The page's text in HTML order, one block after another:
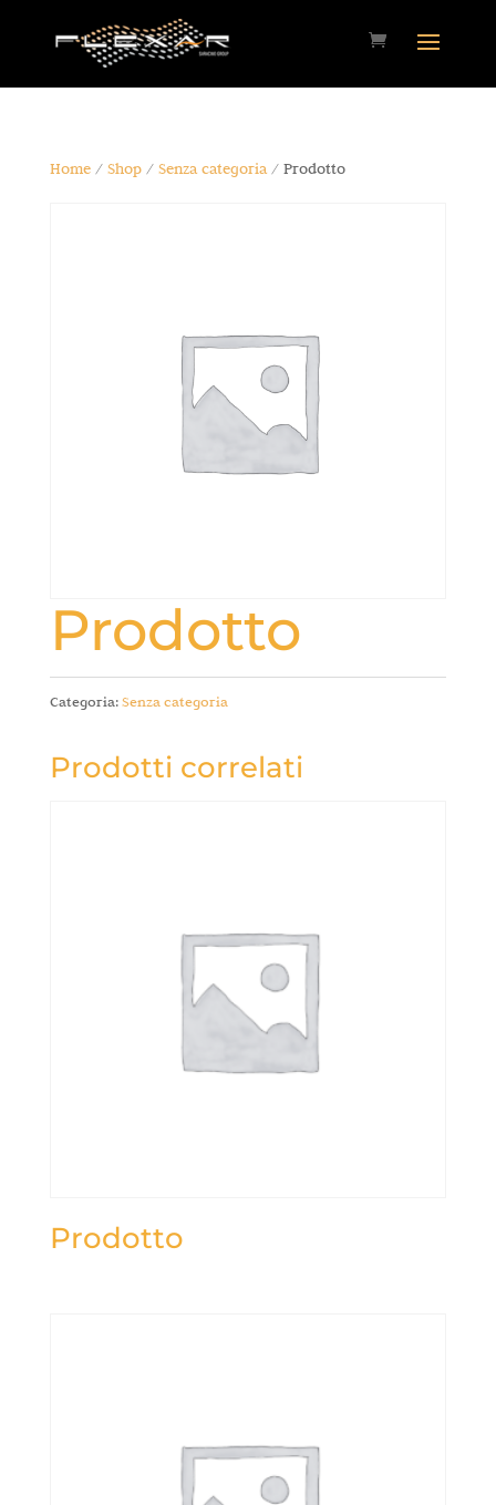
Home/ Shop/ Senza categoria/ Prodotto
Prodotto
Categoria:Senza categoria
Prodotti correlati
Prodotto